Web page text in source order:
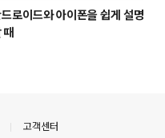
로이드와 아이폰을 쉽게 설명
때
고객센터